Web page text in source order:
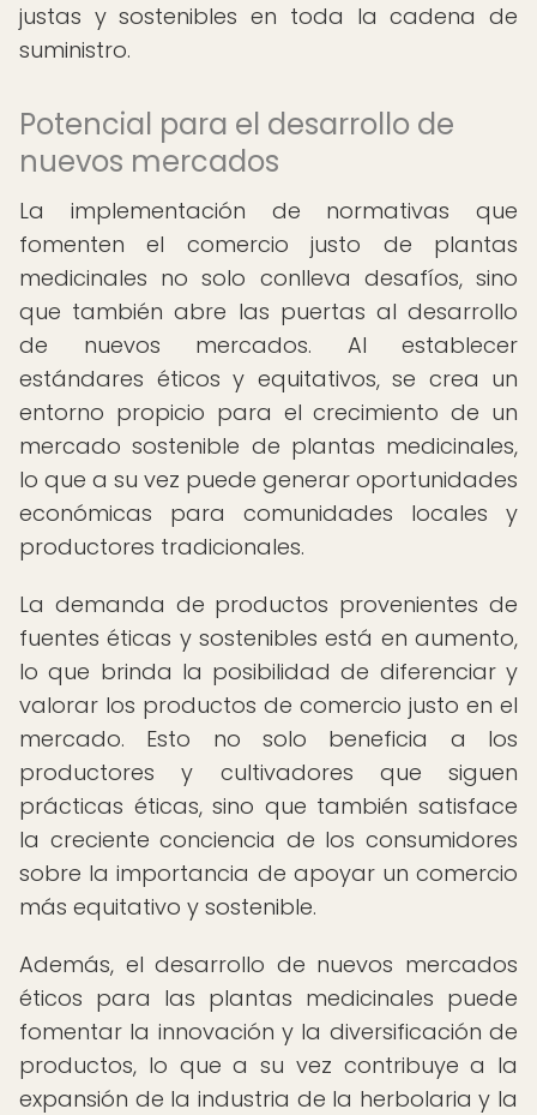
justas y sostenibles en toda la cadena de
suministro.
Potencial para el desarrollo de
nuevos mercados
La implementación de normativas que
fomenten el comercio justo de plantas
medicinales no solo conlleva desafíos, sino
que también abre las puertas al desarrollo
de nuevos mercados. Al establecer
estándares éticos y equitativos, se crea un
entorno propicio para el crecimiento de un
mercado sostenible de plantas medicinales,
lo que a su vez puede generar oportunidades
económicas para comunidades locales y
productores tradicionales.
La demanda de productos provenientes de
fuentes éticas y sostenibles está en aumento,
lo que brinda la posibilidad de diferenciar y
valorar los productos de comercio justo en el
mercado. Esto no solo beneficia a los
productores y cultivadores que siguen
prácticas éticas, sino que también satisface
la creciente conciencia de los consumidores
sobre la importancia de apoyar un comercio
más equitativo y sostenible.
Además, el desarrollo de nuevos mercados
éticos para las plantas medicinales puede
fomentar la innovación y la diversificación de
productos, lo que a su vez contribuye a la
expansión de la industria de la herbolaria y la